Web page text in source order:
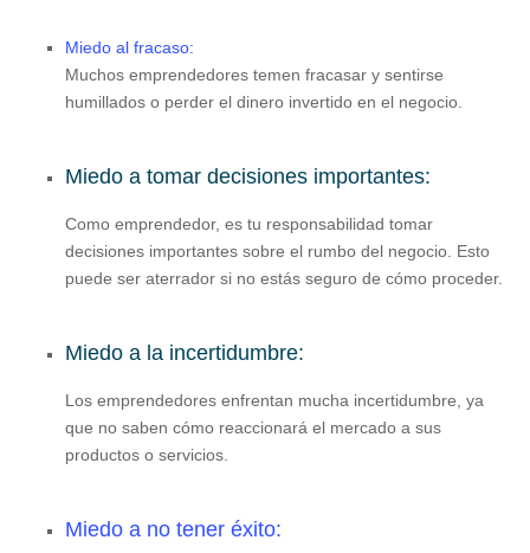
Miedo al fracaso:
Muchos emprendedores temen fracasar y sentirse
humillados o perder el dinero invertido en el negocio.
Miedo a tomar decisiones importantes:
Como emprendedor, es tu responsabilidad tomar
decisiones importantes sobre el rumbo del negocio. Esto
puede ser aterrador si no estás seguro de cómo proceder.
Miedo a la incertidumbre:
Los emprendedores enfrentan mucha incertidumbre, ya
que no saben cómo reaccionará el mercado a sus
productos o servicios.
Miedo a no tener éxito: